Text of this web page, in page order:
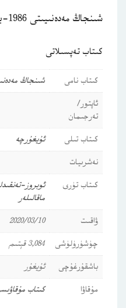
شىنجاڭ مەدەنىيىتى 1986-يىلى 6-سان
كىتاب تەپسىلاتى
كىتاب نامى
شىنجاڭ مەدەنىيىتى
ئاپتور/
تەرجىمان
كىتاب تىلى
ئۇيغۇرچە
نەشرىيات
كىتاب تۈرى
ئوبروز-
ماقالىلەر
ۋاقىت
2020/03/10
چۈشۈرۈلۈشى
3,084 قېتىم
باشقۇرغۇچى
ئۇيغۇر
مۇقاۋا
كىتاب